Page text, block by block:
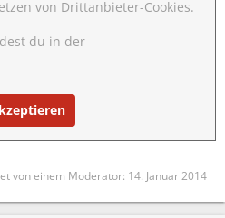
von Drittanbieter-Cookies.
du in der
von einem Moderator: 14. Januar 2014